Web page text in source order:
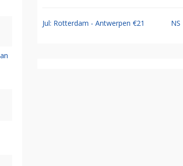
Jul: Rotterdam - Antwerpen €21 NS